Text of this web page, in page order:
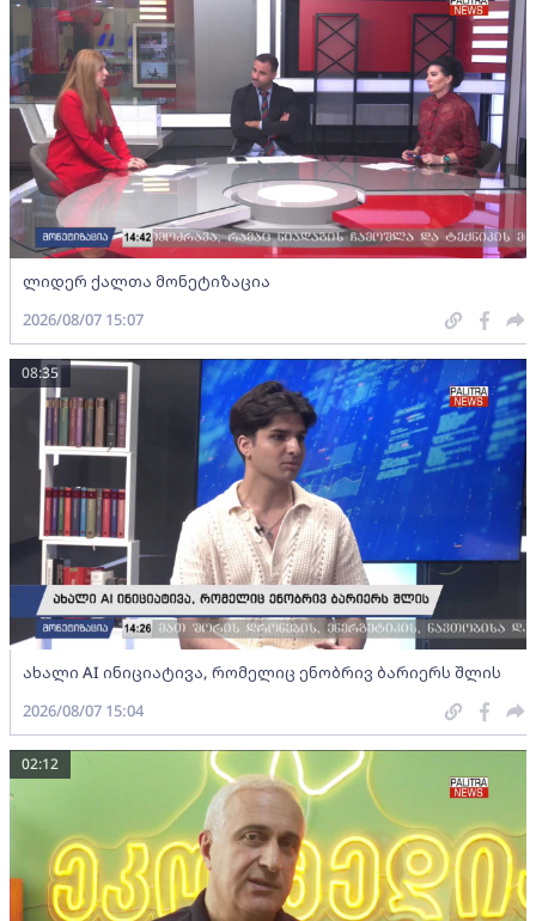
ლიდერ ქალთა მონეტიზაცია
2026/08/07 15:07
ახალი AI ინიციატივა, რომელიც ენობრივ ბარიერს შლის
08:35
2026/08/07 15:04
02:12